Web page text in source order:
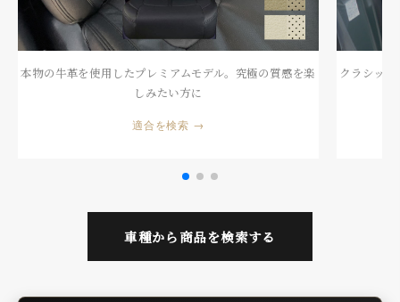
GENUINE LEATHER
Real Leather
本物の牛革を使用したプレミアムモデル。究極の質感を楽
しみたい方に
適合を検索 →
クラシッ
車種から商品を検索する